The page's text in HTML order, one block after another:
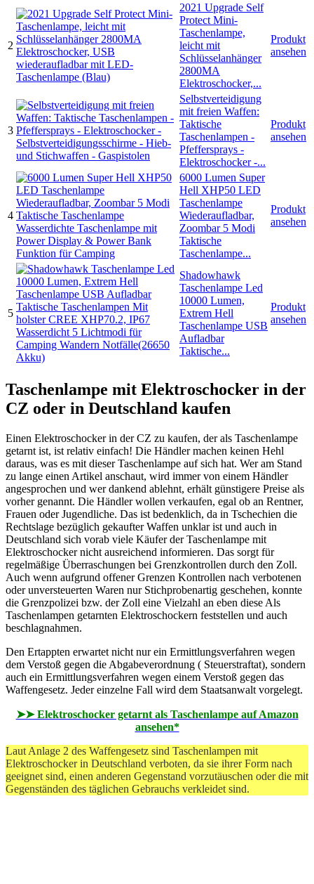
2
2021 Upgrade Self
Protect Mini-
Taschenlampe,
leicht mit
Schlüsselanhänger
2800MA
Elektroschocker,...
Produkt
ansehen
3
Selbstverteidigung
mit freien Waffen:
Taktische
Taschenlampen -
Pfeffersprays -
Elektroschocker -...
Produkt
ansehen
4
6000 Lumen Super
Hell XHP50 LED
Taschenlampe
Wiederaufladbar,
Zoombar 5 Modi
Taktische
Taschenlampe...
Produkt
ansehen
5
Shadowhawk
Taschenlampe Led
10000 Lumen,
Extrem Hell
Taschenlampe USB
Aufladbar
Taktische...
Produkt
ansehen
Taschenlampe mit Elektroschocker in der
CZ oder in Deutschland kaufen
Einen Elektroschocker in der CZ zu kaufen, der als Taschenlampe
getarnt ist, ist relativ einfach! Die Händler machen keinen Hehl
daraus, was es mit dieser Taschenlampe auf sich hat. Wer am Stand
zu lange einen Artikel anschaut, wird immer von einem Händler
angesprochen und wer dankend ablehnt, erhält günstigere Preise als
vorher genannt. Die Händler wollen verkaufen, egal ob an Rentner,
Frauen oder Jugendliche. Das ist bedenklich, da in Tschechien die
Rechtslage bezüglich gekaufter Waffen unklar ist und auch in
Deutschland sich vorab viele Käufer der Taschenlampe mit
Elektroschocker nicht ausreichend informieren. Das sorgt für
regelmäßige Überraschungen bei Grenzkontrollen durch den Zoll.
Auch wenn aufgrund offener Grenzen Kontrollen nach verbotenen
oder unversteuerten Waren nur Stichprobenartig geschehen, konnte
die Grenzpolizei bzw. der Zoll eine Vielzahl an eben diese Als
Taschenlampen getarnten Elektroschockern feststellen und auch
beschlagnahmen.
Den Ertappten erwartet nicht nur ein Ermittlungsverfahren wegen
dem Verstoß gegen die Abgabeverordnung ( Steuerstraftat), sondern
auch ein Ermittlungsverfahren wegen einem Verstoß gegen das
Waffengesetz. Jeder einzelne Fall wird dem Staatsanwalt vorgelegt.
➤➤ Elektroschocker getarnt als Taschenlampe auf Amazon
ansehen*
Laut Anlage 2 des Waffengesetz sind Taschenlampen mit
Elektroschocker in Deutschland verboten, da sie ihrer Form nach
geeignet sind, einen anderen Gegenstand vorzutäuschen oder die mit
Gegenständen des täglichen Gebrauchs verkleidet sind.